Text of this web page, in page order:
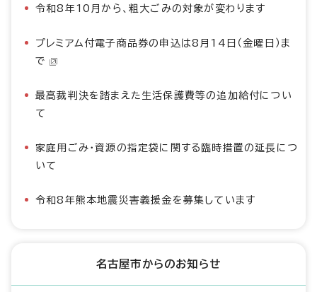
令和8年10月から、粗大ごみの対象が変わります
プレミアム付電子商品券の申込は8月14日（金曜日）ま
で
最高裁判決を踏まえた生活保護費等の追加給付につい
て
家庭用ごみ・資源の指定袋に関する臨時措置の延長につ
いて
令和8年熊本地震災害義援金を募集しています
名古屋市からのお知らせ